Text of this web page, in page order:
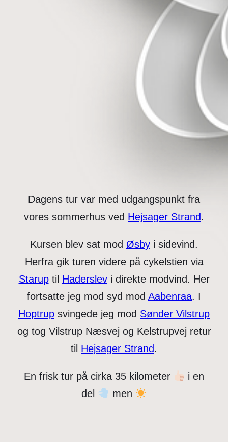
Dagens tur var med udgangspunkt fra
vores sommerhus ved Hejsager Strand.
Kursen blev sat mod Øsby i sidevind.
Herfra gik turen videre på cykelstien via
Staruptil Haderslevi direkte modvind. Her
fortsatte jeg mod syd mod Aabenraa. I
Hoptrup svingede jeg mod Sønder Vilstrup
og tog Vilstrup Næsvej og Kelstrupvej retur
til Hejsager Strand.
En frisk tur på cirka 35 kilometer
i en
del
men